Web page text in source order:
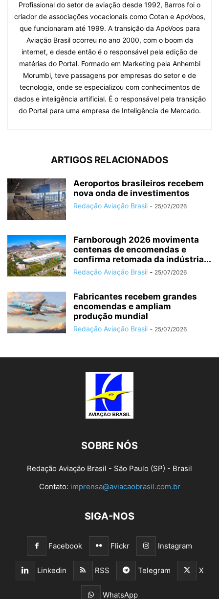
Profissional do setor de aviação desde 1992, Barros foi o
criador de associações vocacionais como Cotan e ApoVoos,
que funcionaram até 1999. A transição da ApoVoos para
Aviação Brasil ocorreu no ano 2000, com o boom da
internet, e desde então é o responsável pela edição de
matérias do Portal. Formado em Marketing pela Anhembi
Morumbi, teve passagens por empresas do setor e de
tecnologia, onde se especializou com conhecimentos de
dados e inteligência artificial. É o responsável pela transição
do Portal para uma empresa de Inteligência de Mercado.
ARTIGOS RELACIONADOS
Aeroportos brasileiros recebem
nova onda de investimentos
Redação Aviação Brasil - 25/07/2026
Farnborough 2026 movimenta
centenas de encomendas e
confirma retomada da indústria...
Redação Aviação Brasil - 25/07/2026
Fabricantes recebem grandes
encomendas e ampliam
produção mundial
Redação Aviação Brasil - 25/07/2026
SOBRE NÓS
Redação Aviação Brasil - São Paulo (SP) - Brasil
Contato: imprensa@aviacaobrasil.com.br
SIGA-NOS
Facebook Flickr Instagram
Linkedin RSS Telegram X
WhatsApp